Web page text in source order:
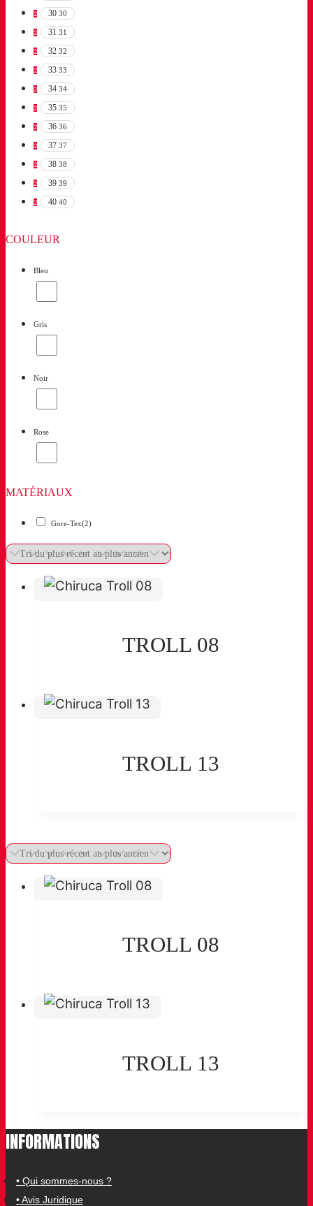
2 30 30
2 31 31
2 32 32
2 33 33
2 34 34
2 35 35
2 36 36
2 37 37
2 38 38
2 39 39
2 40 40
COULEUR
Bleu
Gris
Noir
Rose
MATÉRIAUX
Gore-Tex(2)
TROLL 08
TROLL 13
TROLL 08
TROLL 13
INFORMATIONS
• Qui sommes-nous ?
• Avis Juridique